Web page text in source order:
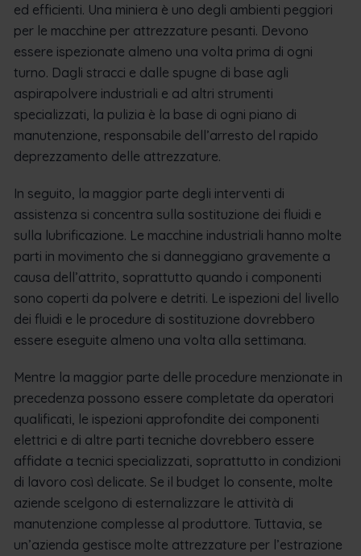
ed efficienti. Una miniera è uno degli ambienti peggiori
per le macchine per attrezzature pesanti. Devono
essere ispezionate almeno una volta prima di ogni
turno. Dagli stracci e dalle spugne di base agli
aspirapolvere industriali e ad altri strumenti
specializzati, la pulizia è la base di ogni piano di
manutenzione, responsabile dell’arresto del rapido
deprezzamento delle attrezzature.
In seguito, la maggior parte degli interventi di
assistenza si concentra sulla sostituzione dei fluidi e
sulla lubrificazione. Le macchine industriali hanno molte
parti in movimento che si danneggiano gravemente a
causa dell’attrito, soprattutto quando i componenti
sono coperti da polvere e detriti. Le ispezioni del livello
dei fluidi e le procedure di sostituzione dovrebbero
essere eseguite almeno una volta alla settimana.
Mentre la maggior parte delle procedure menzionate in
precedenza possono essere completate da operatori
qualificati, le ispezioni approfondite dei componenti
elettrici e di altre parti tecniche dovrebbero essere
affidate a tecnici specializzati, soprattutto in condizioni
di lavoro così delicate. Se il budget lo consente, molte
aziende scelgono di esternalizzare le attività di
manutenzione complesse al produttore. Tuttavia, se
un’azienda gestisce molte attrezzature per l’estrazione